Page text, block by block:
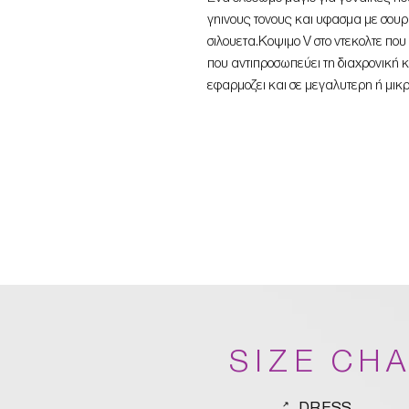
γηινους τονους και υφασμα με
σιλουετα.Κοψιμο V στο ντεκολτε
που αντιπροσωπεύει τη διαχρονική
εφαρμοζει και σε μεγαλυτερη ή
SIZE